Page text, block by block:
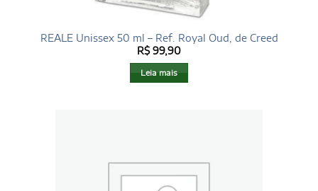
REALE Unissex 50 ml – Ref. Royal Oud, de Creed
R$99,90
Leia mais